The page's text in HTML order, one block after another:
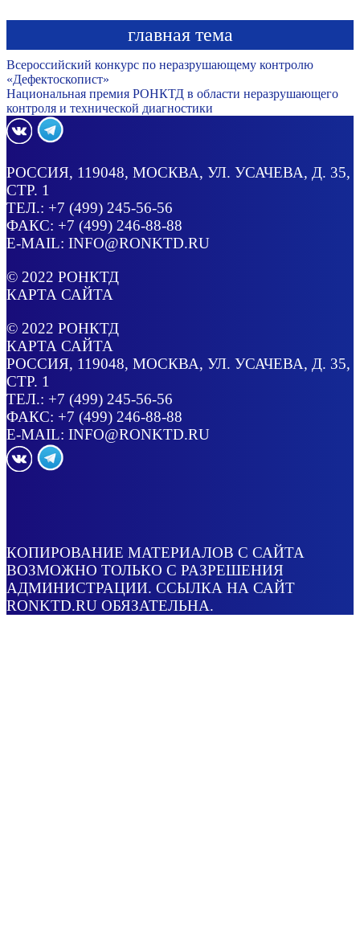
главная тема
Всероссийский конкурс по неразрушающему контролю
«Дефектоскопист»
Национальная премия РОНКТД в области неразрушающего
контроля и технической диагностики
РОССИЯ, 119048, МОСКВА, УЛ. УСАЧЕВА, Д. 35,
СТР. 1
ТЕЛ.: +7 (499) 245-56-56
ФАКС: +7 (499) 246-88-88
E-MAIL: INFO@RONKTD.RU
© 2022 РОНКТД
КАРТА САЙТА
© 2022 РОНКТД
КАРТА САЙТА
РОССИЯ, 119048, МОСКВА, УЛ. УСАЧЕВА, Д. 35,
СТР. 1
ТЕЛ.: +7 (499) 245-56-56
ФАКС: +7 (499) 246-88-88
E-MAIL: INFO@RONKTD.RU
КОПИРОВАНИЕ МАТЕРИАЛОВ С САЙТА
ВОЗМОЖНО ТОЛЬКО С РАЗРЕШЕНИЯ
АДМИНИСТРАЦИИ. ССЫЛКА НА САЙТ
RONKTD.RU ОБЯЗАТЕЛЬНА.